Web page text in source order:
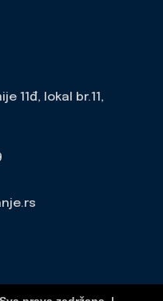
11đ, lokal br.11,